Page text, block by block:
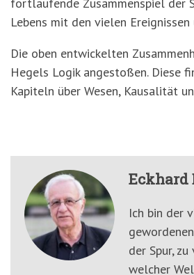
fortlaufende Zusammenspiel der
Lebens mit den vielen
Die oben entwickelten
Hegels Logik angestoßen. Diese
Kapiteln über Wesen, Kausalität
Eckhard
Ich bin der
der Spur,
welcher